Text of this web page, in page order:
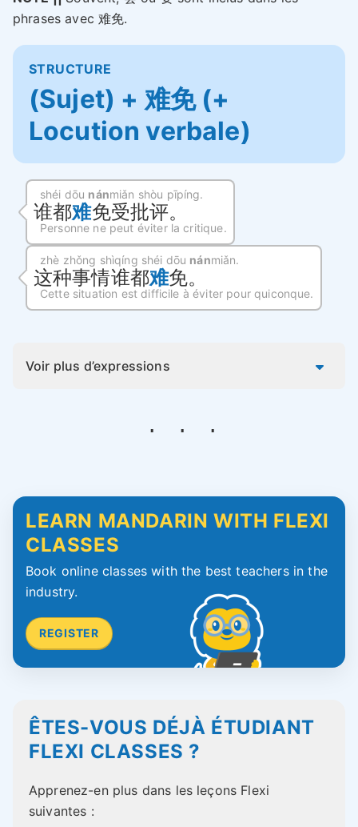
phrases avec 难免.
STRUCTURE
(Sujet) + 难免 (+
Locution verbale)
shéi dōu nánmiǎn shòu pīpíng.
谁都难免受批评。
Personne ne peut éviter la critique.
zhè zhǒng shìqíng shéi dōu nánmiǎn.
这种事情谁都难免。
Cette situation est difficile à éviter pour quiconque.
Voir plus d’expressions
LEARN MANDARIN WITH FLEXI
CLASSES
Book online classes with the best teachers in the
industry.
REGISTER
ÊTES-VOUS DÉJÀ ÉTUDIANT
FLEXI CLASSES ?
Apprenez-en plus dans les leçons Flexi
suivantes :